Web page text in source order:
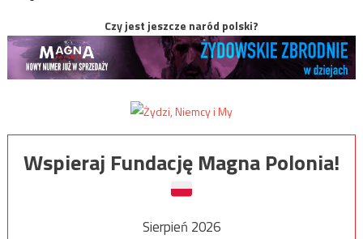
Czy jest jeszcze naród polski?
Wspieraj Fundację Magna Polonia!
Sierpień 2026